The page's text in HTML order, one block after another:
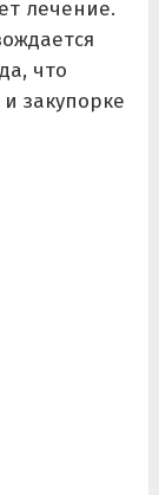
лечение.
что
закупорке